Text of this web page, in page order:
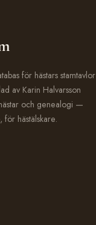
för hästars stamtavlor
av Karin Halvarsson
och genealogi —
för hästälskare.